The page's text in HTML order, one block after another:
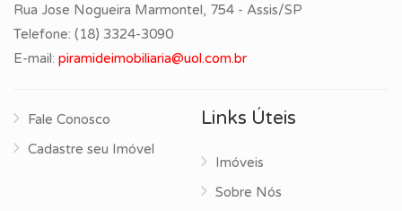
Rua Jose Nogueira Marmontel, 754 - Assis/SP
Telefone: (18) 3324-3090
E-mail: piramideimobiliaria@uol.com.br
Fale Conosco
Cadastre seu Imóvel
Links Úteis
Imóveis
Sobre Nós